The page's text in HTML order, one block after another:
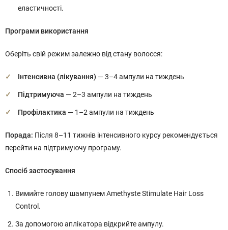
еластичності.
Програми використання
Оберіть свій режим залежно від стану волосся:
Інтенсивна (лікування) — 3–4 ампули на тиждень
Підтримуюча — 2–3 ампули на тиждень
Профілактика — 1–2 ампули на тиждень
Порада: Після 8–11 тижнів інтенсивного курсу рекомендується
перейти на підтримуючу програму.
Спосіб застосування
Вимийте голову шампунем Amethyste Stimulate Hair Loss
Control.
За допомогою аплікатора відкрийте ампулу.